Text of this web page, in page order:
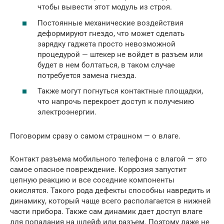
чтобы вывести этот модуль из строя.
Постоянные механические воздействия
деформируют гнездо, что может сделать
зарядку гаджета просто невозможной
процедурой — штекер не войдет в разъем или
будет в нем болтаться, в таком случае
потребуется замена гнезда.
Также могут погнуться контактные площадки,
что напрочь перекроет доступ к получению
электроэнергии.
Поговорим сразу о самом страшном — о влаге.
Контакт разъема мобильного телефона с влагой — это
самое опасное повреждение. Коррозия запустит
цепную реакцию и все соседние компоненты
окислятся. Такого рода дефекты способны навредить и
динамику, который чаще всего располагается в нижней
части прибора. Также сам динамик дает доступ влаге
для попадания на шлейф или разъем. Поэтому даже не